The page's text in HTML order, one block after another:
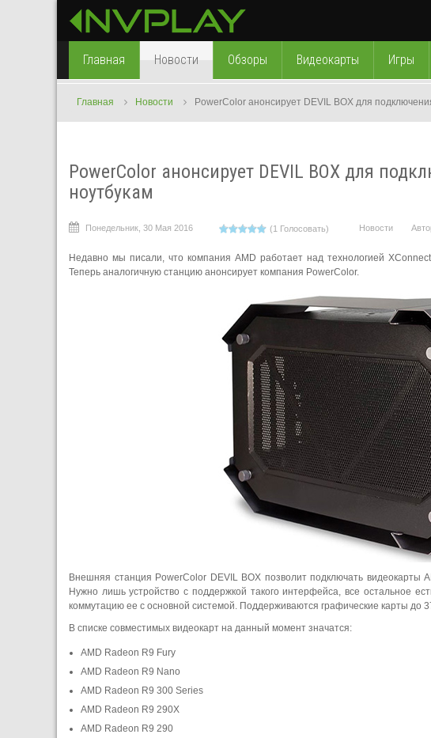
Главная Новости Обзоры Видеокарты Игры
Главная Новости PowerColor анонсирует DEVIL BOX для
PowerColor анонсирует DEVIL BOX для
ноутбукам
Понедельник, 30 Мая 2016 (1 Голосовать) Новости
Недавно мы писали, что компания AMD работает над технологией
Теперь аналогичную станцию анонсирует компания PowerColor.
Внешняя станция PowerColor DEVIL BOX позволит подключать
Нужно лишь устройство с поддержкой такого интерфейса, все остальное
коммутацию ее с основной системой. Поддерживаются графические карты до
В списке совместимых видеокарт на данный момент значатся:
AMD Radeon R9 Fury
AMD Radeon R9 Nano
AMD Radeon R9 300 Series
AMD Radeon R9 290X
AMD Radeon R9 290